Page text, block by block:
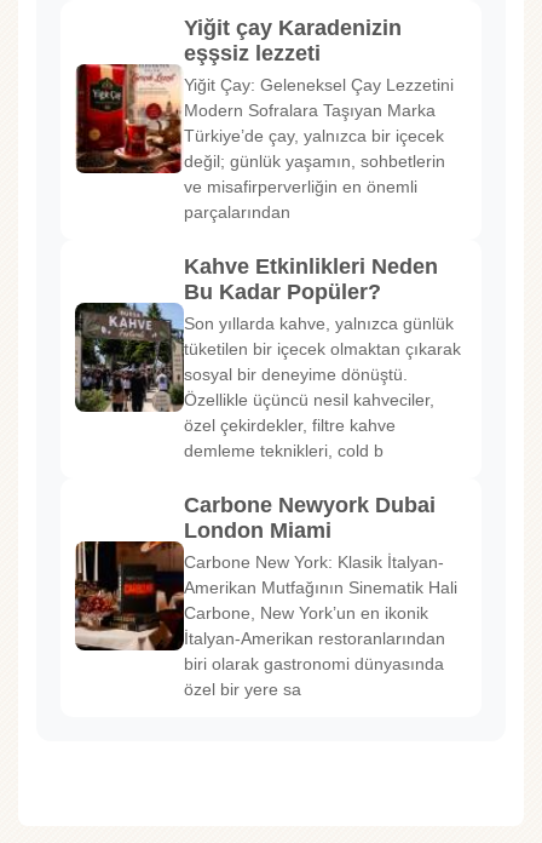
Yiğit çay Karadenizin
eşşsiz lezzeti
Yiğit Çay: Geleneksel Çay Lezzetini
Modern Sofralara Taşıyan Marka
Türkiye’de çay, yalnızca bir içecek
değil; günlük yaşamın, sohbetlerin
ve misafirperverliğin en önemli
parçalarından
Kahve Etkinlikleri Neden
Bu Kadar Popüler?
Son yıllarda kahve, yalnızca günlük
tüketilen bir içecek olmaktan çıkarak
sosyal bir deneyime dönüştü.
Özellikle üçüncü nesil kahveciler,
özel çekirdekler, filtre kahve
demleme teknikleri, cold b
Carbone Newyork Dubai
London Miami
Carbone New York: Klasik İtalyan-
Amerikan Mutfağının Sinematik Hali
Carbone, New York’un en ikonik
İtalyan-Amerikan restoranlarından
biri olarak gastronomi dünyasında
özel bir yere sa